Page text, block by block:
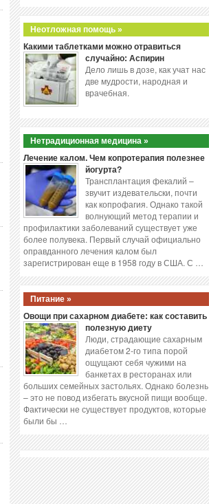
Неотложная помощь »
Какими таблетками можно отравиться
случайно: Аспирин
Дело лишь в дозе, как учат нас
две мудрости, народная и
врачебная.
Нетрадиционная медицина »
Лечение калом. Чем копротерапия полезнее
йогурта?
Трансплантация фекалий –
звучит издевательски, почти
как копрофагия. Однако такой
волнующий метод терапии и
профилактики заболеваний существует уже
более полувека. Первый случай официально
оправданного лечения калом был
зарегистрирован еще в 1958 году в США. С …
Питание »
Овощи при сахарном диабете: как составить
полезную диету
Люди, страдающие сахарным
диабетом 2-го типа порой
ощущают себя чужими на
банкетах в ресторанах или
больших семейных застольях. Однако болезнь
– это не повод избегать вкусной пищи вообще.
Фактически не существует продуктов, которые
были бы …